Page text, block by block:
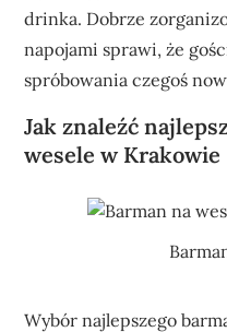
drinka. Dobrze
napojami sprawi, że
spróbowania czegoś
Jak znaleźć
wesele w Krakowie
Wybór najlepszego